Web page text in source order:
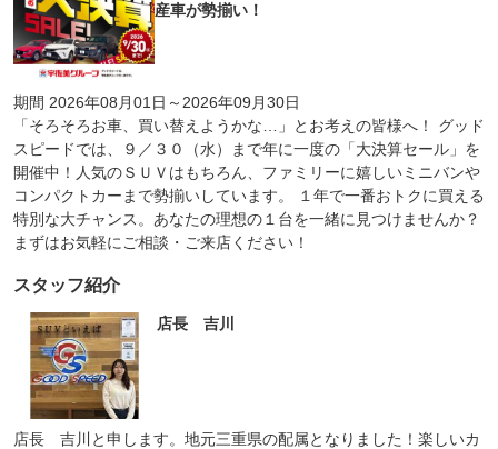
産車が勢揃い！
期間 2026年08月01日～2026年09月30日
「そろそろお車、買い替えようかな…」とお考えの皆様へ！ グッド
スピードでは、９／３０（水）まで年に一度の「大決算セール」を
開催中！人気のＳＵＶはもちろん、ファミリーに嬉しいミニバンや
コンパクトカーまで勢揃いしています。 １年で一番おトクに買える
特別な大チャンス。あなたの理想の１台を一緒に見つけませんか？
まずはお気軽にご相談・ご来店ください！
スタッフ紹介
店長 吉川
店長 吉川と申します。地元三重県の配属となりました！楽しいカ